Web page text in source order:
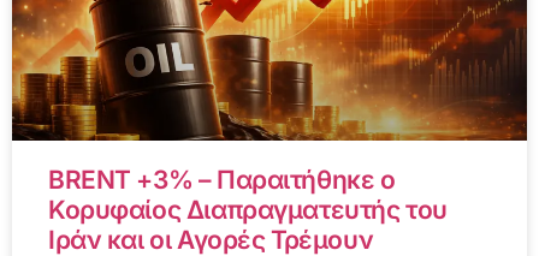
BRENT +3% – Παραιτήθηκε ο
Κορυφαίος Διαπραγματευτής του
Ιράν και οι Αγορές Τρέμουν